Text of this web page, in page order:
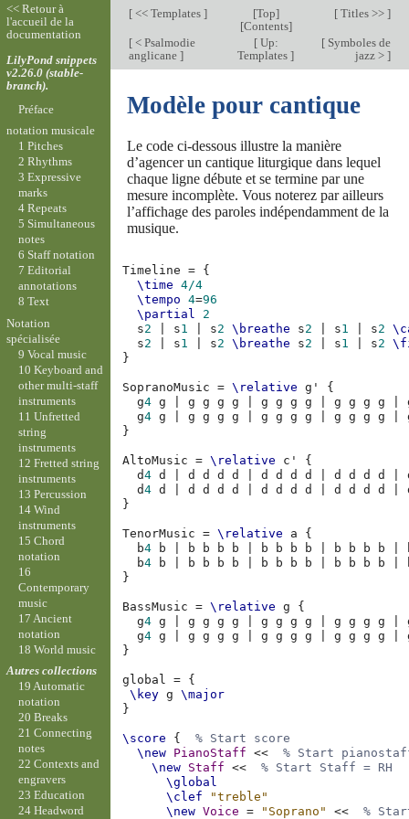
[<< Templates ] [Top]
[Contents]
[Titles >> ]
[< Psalmodie
anglicane ]
[Up:
Templates]
[Symboles de
jazz > ]
Modèle pour cantique
Le code ci-dessous illustre la manière
d’agencer un cantique liturgique dans lequel
chaque ligne débute et se termine par une
mesure incomplète. Vous noterez par ailleurs
l’affichage des paroles indépendamment de la
musique.
Timeline = {
\time
4/4
\tempo
4=96
\partial
2
s2 s1 s2 \breathe s2 s1 s2
s2 s1 s2 \breathe s2 s1 s2
}
SopranoMusic = \relative g'
{
g4 g g g g g g g g g g g g g
g4 g g g g g g g g g g g g g
}
AltoMusic = \relative c'
{
d4 d d d d d d d d d d d d d
d4 d d d d d d d d d d d d d
}
TenorMusic = \relative a
{
b4 b b b b b b b b b b b b b
b4 b b b b b b b b b b b b b
}
BassMusic = \relative g
{
g4 g g g g g g g g g g g g g
g4 g g g g g g g g g g g g g
}
global = {
\key g
\major
}
\score {
% Start score
\new PianoStaff <<
% Start
\new Staff <<
% Start Staff = RH
\global
\clef
"treble"
\new Voice = "Soprano" << %
<< Retour à
l'accueil de la
documentation
LilyPond snippets
v2.26.0 (stable-
branch).
Préface
notation musicale
1 Pitches
2 Rhythms
3 Expressive
marks
4 Repeats
5 Simultaneous
notes
6 Staff notation
7 Editorial
annotations
8 Text
Notation
spécialisée
9 Vocal music
10 Keyboard and
other multi-staff
instruments
11 Unfretted
string
instruments
12 Fretted string
instruments
13 Percussion
14 Wind
instruments
15 Chord
notation
16
Contemporary
music
17 Ancient
notation
18 World music
Autres collections
19 Automatic
notation
20 Breaks
21 Connecting
notes
22 Contexts and
engravers
23 Education
24 Headword